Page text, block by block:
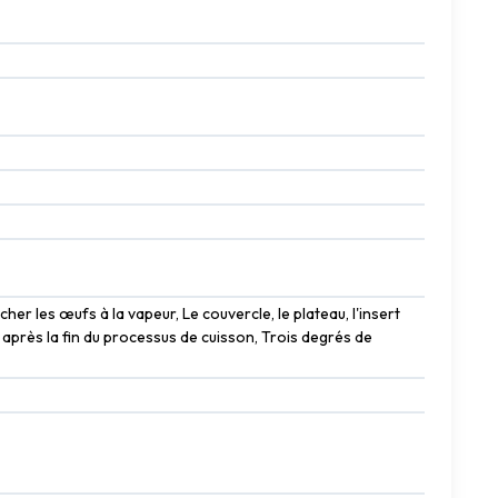
les œufs à la vapeur, Le couvercle, le plateau, l'insert
la fin du processus de cuisson, Trois degrés de